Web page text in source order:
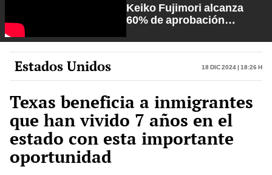
Keiko Fujimori alcanza
60% de aprobación
Rosa María Palacios
Estados Unidos 18 Dic 2024 | 18:26 h
Texas beneficia a inmigrantes
que han vivido 7 años en el
estado con esta importante
oportunidad